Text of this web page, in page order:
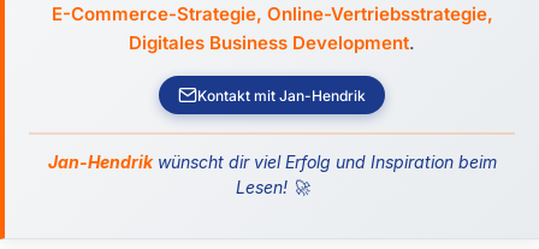
E-Commerce-Strategie, Online-Vertriebsstrategie,
Digitales Business Development.
Kontakt mit Jan-Hendrik
Jan-Hendrikwünscht dir viel Erfolg und Inspiration beim
Lesen! 🚀